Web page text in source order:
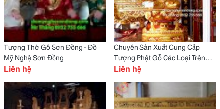
Tượng Thờ Gỗ Sơn Đồng - Đồ
Mỹ Nghệ Sơn Đồng
Liên hệ
Chuyên Sản Xuất Cung Cấp
Tượng Phật Gỗ Các Loại Trên
Toàn Quốc
Liên hệ